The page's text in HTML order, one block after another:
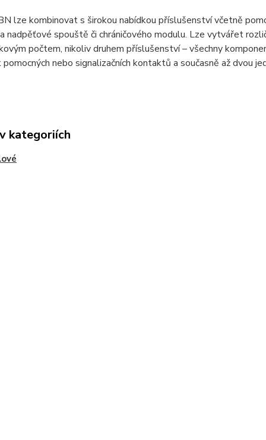
lze kombinovat s širokou nabídkou příslušenství včetně
nadpěťové spouště či chráničového modulu. Lze vytvářet
počtem, nikoliv druhem příslušenství – všechny
nebo signalizačních kontaktů a současně až dvou
kategoriích